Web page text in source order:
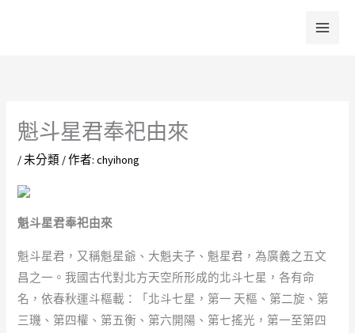
魁斗星君奉祀由來
/未分類 / 作者:chyihong
魁斗星君奉祀由來
魁斗星君，又稱魁星爺、大魁夫子、魁星君，為廣義之五文
昌之一。我國古代對北方天空所形成的北斗七星，各有命
名，依春秋運斗樞載：「北斗七星，第一 天樞、第二旋、第
三璣、第四權、第五衡、第六開陽、第七搖光，第一至第四